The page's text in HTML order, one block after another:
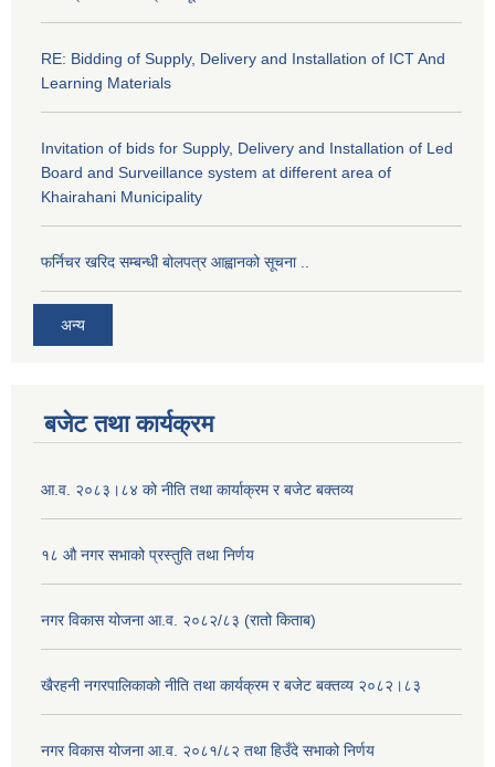
RE: Bidding of Supply, Delivery and Installation of ICT And
Learning Materials
Invitation of bids for Supply, Delivery and Installation of Led
Board and Surveillance system at different area of
Khairahani Municipality
फर्निचर खरिद सम्बन्धी बोलपत्र आह्वानको सूचना ..
अन्य
बजेट तथा कार्यक्रम
आ.व. २०८३।८४ को नीति तथा कार्याक्रम र बजेट बक्तव्य
१८ औ नगर सभाको प्रस्तुति तथा निर्णय
नगर विकास योजना आ.व. २०८२/८३ (रातो किताब)
खैरहनी नगरपालिकाको नीति तथा कार्यक्रम र बजेट बक्तव्य २०८२।८३
नगर विकास योजना आ.व. २०८१/८२ तथा हिउँदे सभाको निर्णय